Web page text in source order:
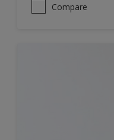
Compare